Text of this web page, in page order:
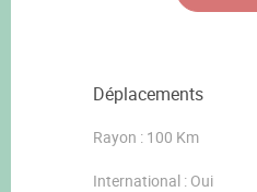
Déplacements
Rayon : 100 Km
International : Oui